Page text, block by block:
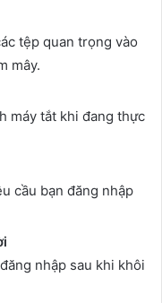
tệp quan trọng vào
mây.
máy tắt khi đang thực
cầu bạn đăng nhập
nhập sau khi khôi